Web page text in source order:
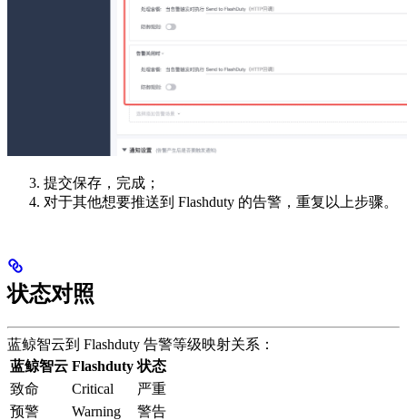
提交保存，完成；
对于其他想要推送到 Flashduty 的告警，重复以上步骤。
状态对照
蓝鲸智云到 Flashduty 告警等级映射关系：
蓝鲸智云 Flashduty 状态
致命
Critical
严重
预警
Warning
警告